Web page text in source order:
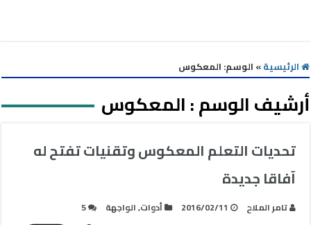
الرئيسية» الوسم: المعكوس
أرشيف الوسم :المعكوس
تحديات التعلم المعكوس وتقنيات تفتح له
آفاقا جديدة
تامر الملاح 2016/02/11 أدوات,الواجهة 5